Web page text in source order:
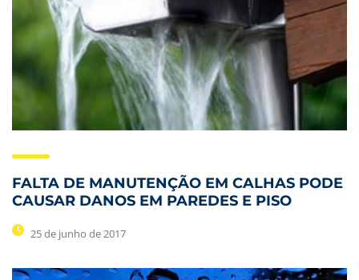
FALTA DE MANUTENÇÃO EM CALHAS PODE
CAUSAR DANOS EM PAREDES E PISO
25 de junho de 2017